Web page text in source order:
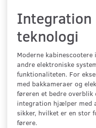
Integration
teknologi
Moderne
andre elektroniske
funktionaliteten. For
med bakkameraer og
føreren et bedre overblik
integration hjælper med
sikker, hvilket er en stor
førere.